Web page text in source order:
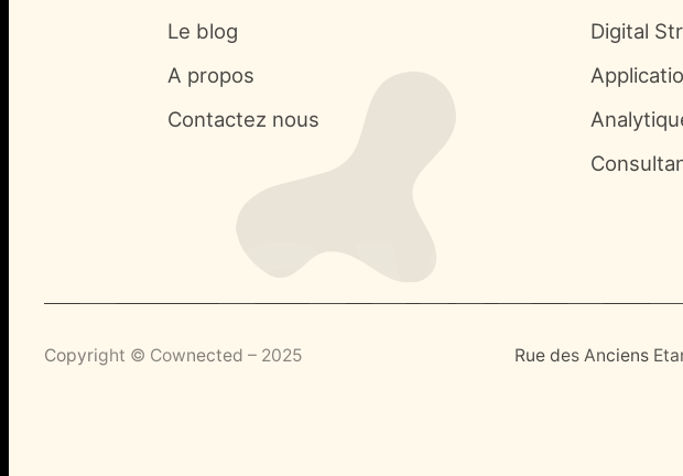
Le blog
A propos
Contactez nous
Digital
Copyright © Cownected – 2025 Rue des Anciens